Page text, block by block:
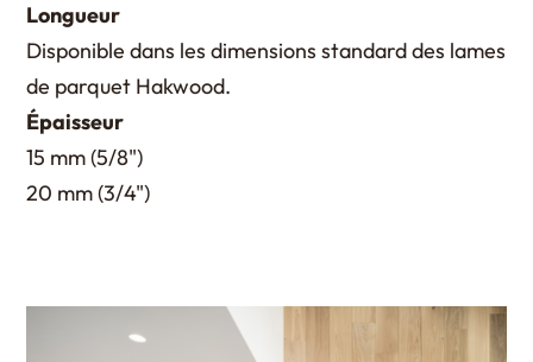
Longueur
Disponible dans les dimensions standard des lames
de parquet Hakwood.
Épaisseur
15 mm (5/8")
20 mm (3/4")